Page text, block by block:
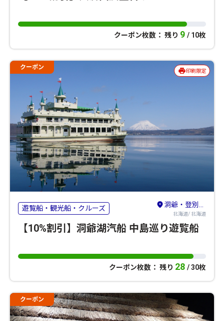
クーポン枚数： 残り 9 / 10枚
クーポン 印刷限定
遊覧船・観光船・クルーズ 洞爺・登別・苫小牧・室蘭
北海道/ 北海道
【10%割引】洞爺湖汽船 中島巡り遊覧船
クーポン枚数： 残り 28 / 30枚
クーポン